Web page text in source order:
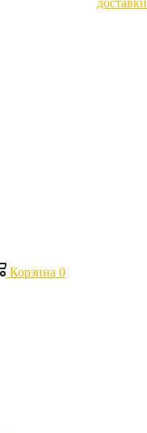
доставки
Корзина 0